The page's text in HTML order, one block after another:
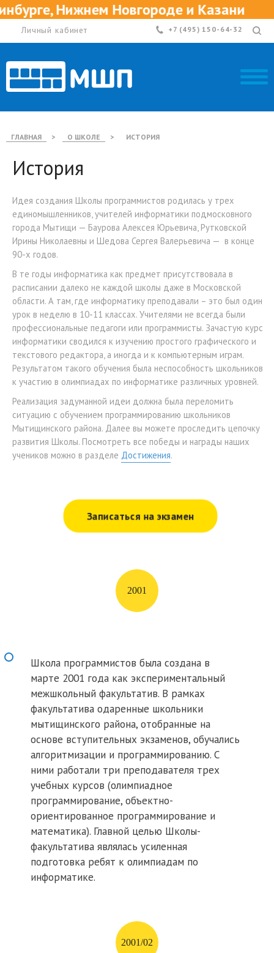
Новгороде и Казани
Личный кабинет +7 (495) 150-64-32
ГЛАВНАЯ > О ШКОЛЕ > ИСТОРИЯ
История
Идея создания Школы программистов родилась у трех
единомышленников, учителей информатики подмосковного
города Мытищи — Баурова Алексея Юрьевича, Рутковской
Ирины Николаевны и Шедова Сергея Валерьевича — в конце
90-х годов.
В те годы информатика как предмет присутствовала в
расписании далеко не каждой школы даже в Московской
области. А там, где информатику преподавали – это был один
урок в неделю в 10-11 классах. Учителями не всегда были
профессиональные педагоги или программисты. Зачастую курс
информатики сводился к изучению простого графического и
текстового редактора, а иногда и к компьютерным играм.
Результатом такого обучения была неспособность школьников
к участию в олимпиадах по информатике различных уровней.
Реализация задуманной идеи должна была переломить
ситуацию с обучением программированию школьников
Мытищинского района. Далее вы можете проследить цепочку
развития Школы. Посмотреть все победы и награды наших
учеников можно в разделе Достижения.
Записаться на экзамен
2001
Школа программистов была создана в
марте 2001 года как экспериментальный
межшкольный факультатив. В рамках
факультатива одаренные школьники
мытищинского района, отобранные на
основе вступительных экзаменов, обучались
алгоритмизации и программированию. С
ними работали три преподавателя трех
учебных курсов (олимпиадное
программирование, объектно-
ориентированное программирование и
математика). Главной целью Школы-
факультатива являлась усиленная
подготовка ребят к олимпиадам по
информатике.
2001/02